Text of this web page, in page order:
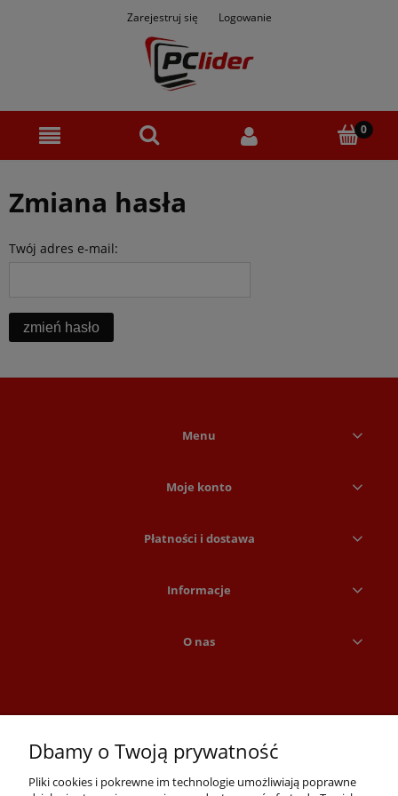
Zarejestruj się Logowanie
Zmiana hasła
Twój adres e-mail:
zmień hasło
Menu
Moje konto
Płatności i dostawa
Informacje
O nas
Dbamy o Twoją prywatność
Pliki cookies i pokrewne im technologie umożliwiają poprawne